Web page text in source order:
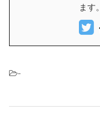
ます。
-